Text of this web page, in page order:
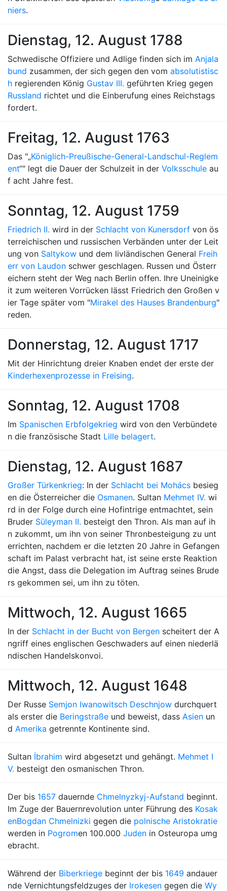
niers.
Dienstag, 12. August 1788
Schwedische Offiziere und Adlige finden sich im Anjala
bund zusammen, der sich gegen den vom absolutistisc
h regierenden König Gustav III. geführten Krieg gegen
Russland richtet und die Einberufung eines Reichstags
fordert.
Freitag, 12. August 1763
Das "„Königlich-Preußische-General-Landschul-Reglem
ent“" legt die Dauer der Schulzeit in der Volksschule au
f acht Jahre fest.
Sonntag, 12. August 1759
Friedrich II. wird in der Schlacht von Kunersdorf von ös
terreichischen und russischen Verbänden unter der Leit
ung von Saltykow und dem livländischen General Freih
err von Laudon schwer geschlagen. Russen und Österr
eichern steht der Weg nach Berlin offen. Ihre Uneinigke
it zum weiteren Vorrücken lässt Friedrich den Großen v
ier Tage später vom "Mirakel des Hauses Brandenburg"
reden.
Donnerstag, 12. August 1717
Mit der Hinrichtung dreier Knaben endet der erste der
Kinderhexenprozesse in Freising.
Sonntag, 12. August 1708
Im Spanischen Erbfolgekrieg wird von den Verbündete
n die französische Stadt Lille belagert.
Dienstag, 12. August 1687
Großer Türkenkrieg: In der Schlacht bei Mohács besieg
en die Österreicher die Osmanen. Sultan Mehmet IV. wi
rd in der Folge durch eine Hofintrige entmachtet, sein
Bruder Süleyman II. besteigt den Thron. Als man auf ih
n zukommt, um ihn von seiner Thronbesteigung zu unt
errichten, nachdem er die letzten 20 Jahre in Gefangen
schaft im Palast verbracht hat, ist seine erste Reaktion
die Angst, dass die Delegation im Auftrag seines Brude
rs gekommen sei, um ihn zu töten.
Mittwoch, 12. August 1665
In der Schlacht in der Bucht von Bergen scheitert der A
ngriff eines englischen Geschwaders auf einen niederlä
ndischen Handelskonvoi.
Mittwoch, 12. August 1648
Der Russe Semjon Iwanowitsch Deschnjow durchquert
als erster die Beringstraße und beweist, dass Asien un
d Amerika getrennte Kontinente sind.
Sultan İbrahim wird abgesetzt und gehängt. Mehmet I
V. besteigt den osmanischen Thron.
Der bis 1657 dauernde Chmelnyzkyj-Aufstand beginnt.
Im Zuge der Bauernrevolution unter Führung des Kosak
enBogdan Chmelnizki gegen die polnische Aristokratie
werden in Pogromen 100.000 Juden in Osteuropa umg
ebracht.
Während der Biberkriege beginnt der bis 1649 andauer
nde Vernichtungsfeldzuges der Irokesen gegen die Wy